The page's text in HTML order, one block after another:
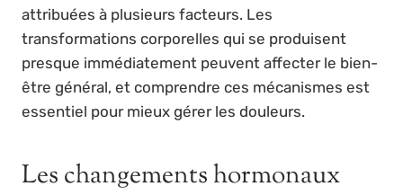
attribuées à plusieurs facteurs. Les
transformations corporelles qui se produisent
presque immédiatement peuvent affecter le bien-
être général, et comprendre ces mécanismes est
essentiel pour mieux gérer les douleurs.
Les changements hormonaux